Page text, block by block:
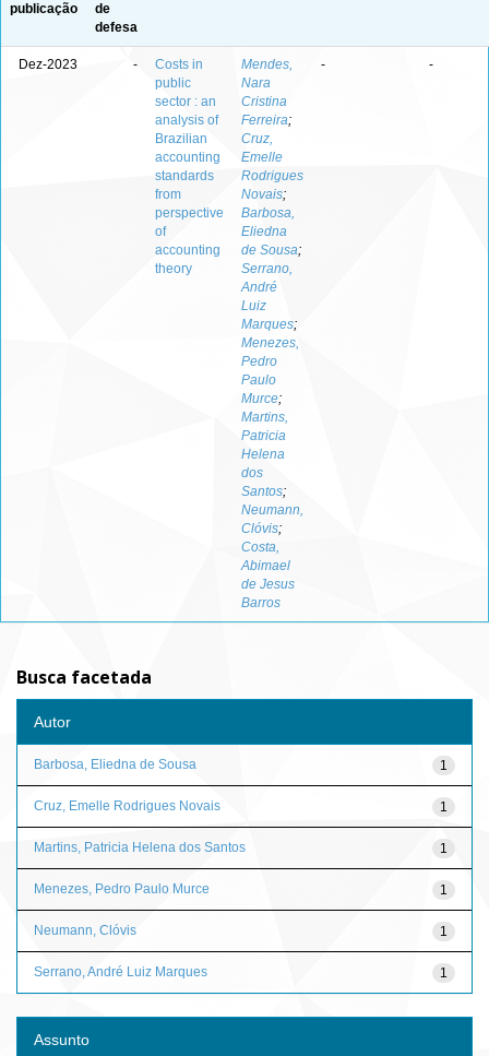
publicação
de
defesa
Dez-2023 -
Costs in
public
sector : an
analysis of
Brazilian
accounting
standards
from
perspective
of
accounting
theory
Mendes,
Nara
Cristina
Ferreira;
Cruz,
Emelle
Rodrigues
Novais;
Barbosa,
Eliedna
de Sousa;
Serrano,
André
Luiz
Marques;
Menezes,
Pedro
Paulo
Murce;
Martins,
Patricia
Helena
dos
Santos;
Neumann,
Clóvis;
Costa,
Abimael
de Jesus
Barros
- -
Busca facetada
Autor
1
Barbosa, Eliedna de Sousa
1
Cruz, Emelle Rodrigues Novais
1
Martins, Patricia Helena dos Santos
1
Menezes, Pedro Paulo Murce
1
Neumann, Clóvis
1
Serrano, André Luiz Marques
Assunto